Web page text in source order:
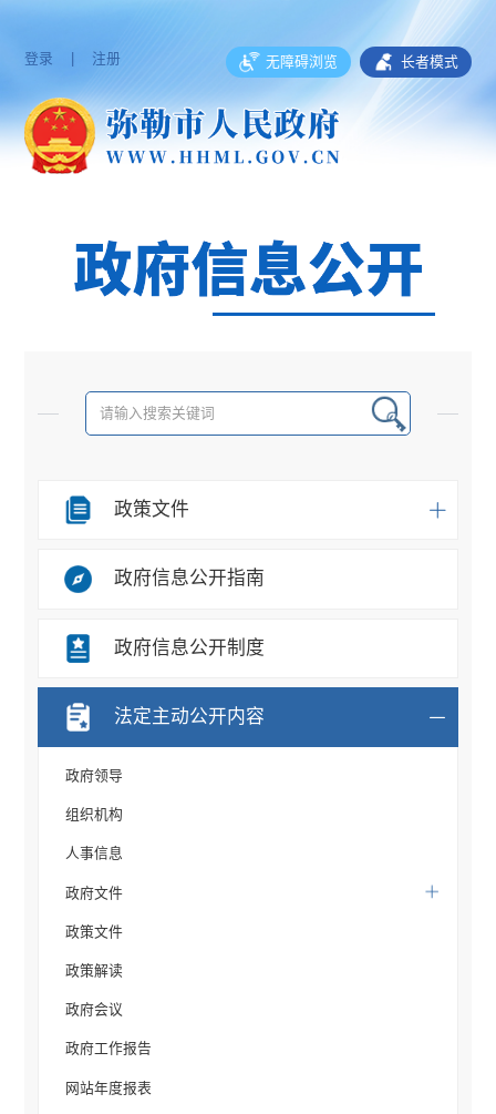
登录 | 注册 无障碍浏览 长者模式
政策文件
政府信息公开指南
政府信息公开制度
法定主动公开内容
政府领导
组织机构
人事信息
政府文件
政策文件
政策解读
政府会议
政府工作报告
网站年度报表